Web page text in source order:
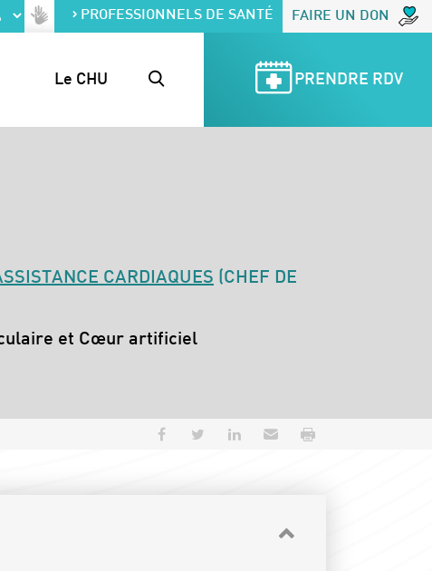
PROFESSIONNELS DE SANTÉ FAIRE UN DON
Le CHU PRENDRE RDV
CARDIAQUES (CHEF DE
et Cœur artificiel
Partager sur Facebook
Partager sur Twitter
Partager sur LinkedIn
Envoyer par e-mail